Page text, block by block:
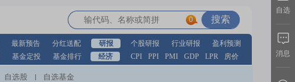
0
最新预告 分红送配 研报 个股研报 行业研报
盈利预测
基金定投 基金排行 经济 CPI PPI PMI GDP LPR 房价
自选股 自选基金
自选
消息